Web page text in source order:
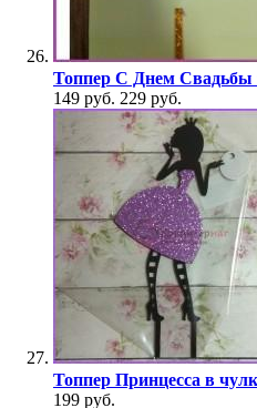
Топпер С Днем Свадьбы
149 руб. 229 руб.
Топпер Принцесса в
199 руб.